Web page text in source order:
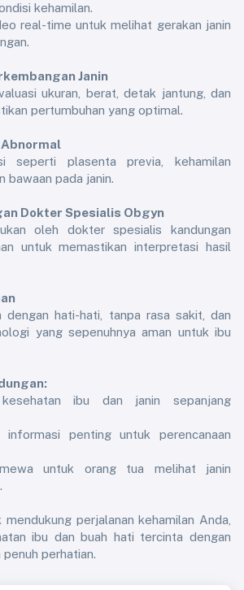
kehamilan.
real-time untuk melihat gerakan janin
Janin
ukuran, berat, detak jantung, dan
pertumbuhan yang optimal.
seperti plasenta previa, kehamilan
bawaan pada janin.
Dokter Spesialis Obgyn
oleh dokter spesialis kandungan
untuk memastikan interpretasi hasil
dengan hati-hati, tanpa rasa sakit, dan
yang sepenuhnya aman untuk ibu
ibu dan janin sepanjang
informasi penting untuk perencanaan
untuk orang tua melihat janin
ibu dan buah hati tercinta dengan
perhatian.